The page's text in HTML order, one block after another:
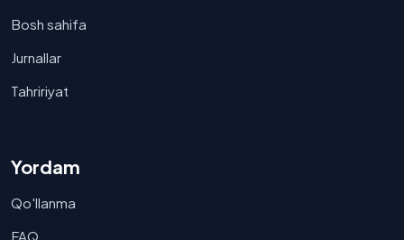
Bosh sahifa
Jurnallar
Tahririyat
Yordam
Qo'llanma
FAQ